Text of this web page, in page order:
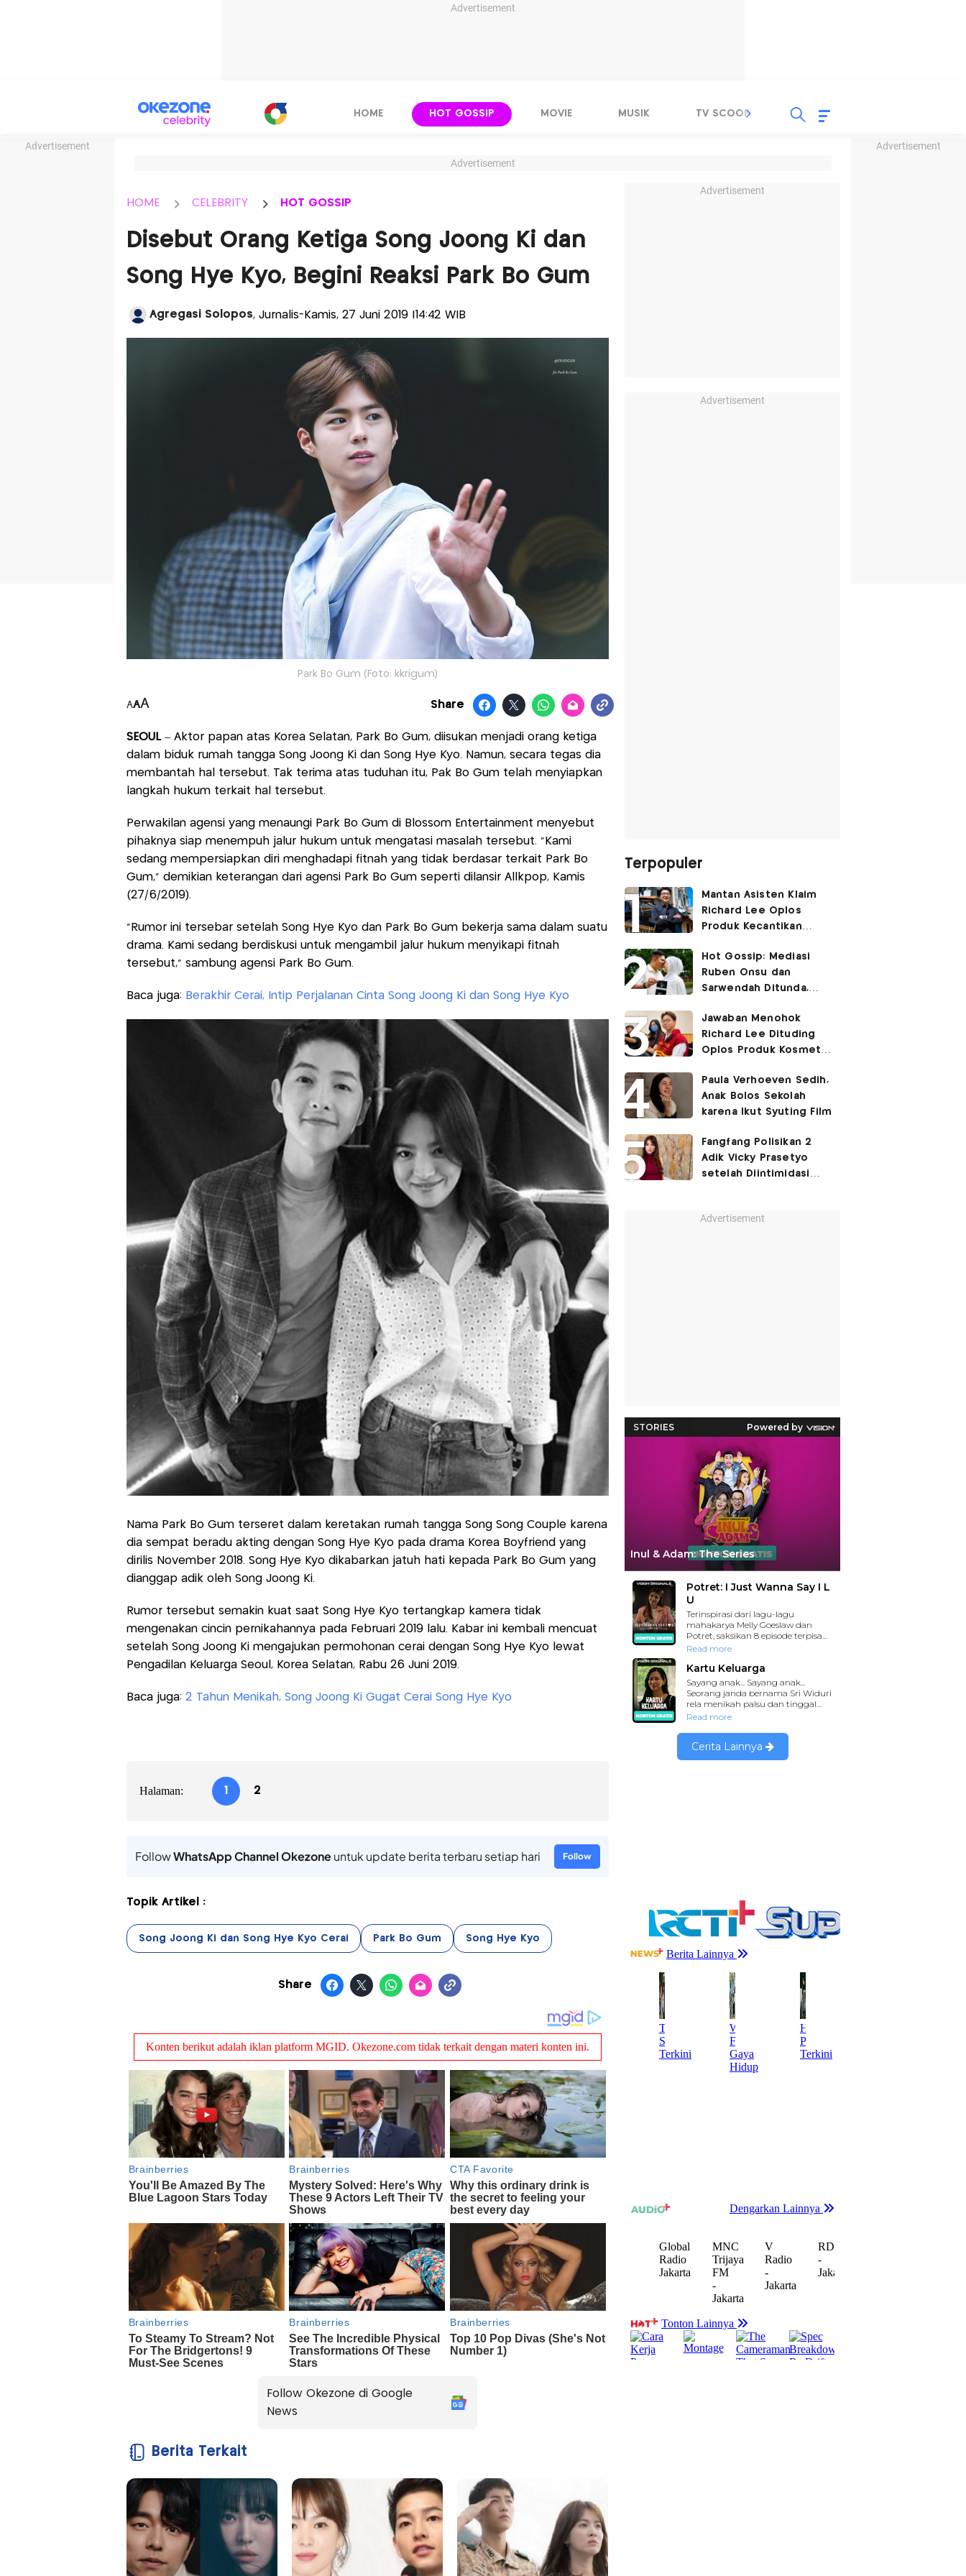
Advertisement
Advertisement Advertisement
HOME HOT GOSSIP MOVIE MUSIK TV SCOOP LIRIK
Advertisement
HOME CELEBRITY HOT GOSSIP
Disebut Orang Ketiga Song Joong Ki dan
Song Hye Kyo, Begini Reaksi Park Bo Gum
Agregasi Solopos, Jurnalis-Kamis, 27 Juni 2019 |14:42 WIB
Park Bo Gum (Foto: kkrigum)
AAA Share
SEOUL– Aktor papan atas Korea Selatan, Park Bo Gum, diisukan menjadi orang ketiga
dalam biduk rumah tangga Song Joong Ki dan Song Hye Kyo. Namun, secara tegas dia
membantah hal tersebut. Tak terima atas tuduhan itu, Pak Bo Gum telah menyiapkan
langkah hukum terkait hal tersebut.
Perwakilan agensi yang menaungi Park Bo Gum di Blossom Entertainment menyebut
pihaknya siap menempuh jalur hukum untuk mengatasi masalah tersebut. “Kami
sedang mempersiapkan diri menghadapi fitnah yang tidak berdasar terkait Park Bo
Gum,” demikian keterangan dari agensi Park Bo Gum seperti dilansir Allkpop, Kamis
(27/6/2019).
“Rumor ini tersebar setelah Song Hye Kyo dan Park Bo Gum bekerja sama dalam suatu
drama. Kami sedang berdiskusi untuk mengambil jalur hukum menyikapi fitnah
tersebut,” sambung agensi Park Bo Gum.
Baca juga: Berakhir Cerai, Intip Perjalanan Cinta Song Joong Ki dan Song Hye Kyo
Nama Park Bo Gum terseret dalam keretakan rumah tangga Song Song Couple karena
dia sempat beradu akting dengan Song Hye Kyo pada drama Korea Boyfriend yang
dirilis November 2018. Song Hye Kyo dikabarkan jatuh hati kepada Park Bo Gum yang
dianggap adik oleh Song Joong Ki.
Rumor tersebut semakin kuat saat Song Hye Kyo tertangkap kamera tidak
mengenakan cincin pernikahannya pada Februari 2019 lalu. Kabar ini kembali mencuat
setelah Song Joong Ki mengajukan permohonan cerai dengan Song Hye Kyo lewat
Pengadilan Keluarga Seoul, Korea Selatan, Rabu 26 Juni 2019.
Baca juga: 2 Tahun Menikah, Song Joong Ki Gugat Cerai Song Hye Kyo
Halaman: 1 2
FollowWhatsApp Channel Okezoneuntuk update berita terbaru setiap hari Follow
Topik Artikel :
Song Joong Ki dan Song Hye Kyo Cerai Park Bo Gum Song Hye Kyo
Share
Follow Okezone di Google
News
Berita Terkait
Advertisement
Advertisement
Terpopuler
Mantan Asisten Klaim
Richard Lee Oplos
Produk Kecantikan
ke Ani-Ani
Hot Gossip: Mediasi
Ruben Onsu dan
Sarwendah Ditunda,
Ketiga
Jawaban Menohok
Richard Lee Dituding
Oplos Produk Kosmetik
Paula Verhoeven Sedih,
Anak Bolos Sekolah
karena Ikut Syuting Film
Fangfang Polisikan 2
Adik Vicky Prasetyo
setelah Diintimidasi
Advertisement